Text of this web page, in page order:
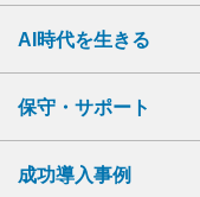
AI時代を生きる
保守・サポート
成功導入事例